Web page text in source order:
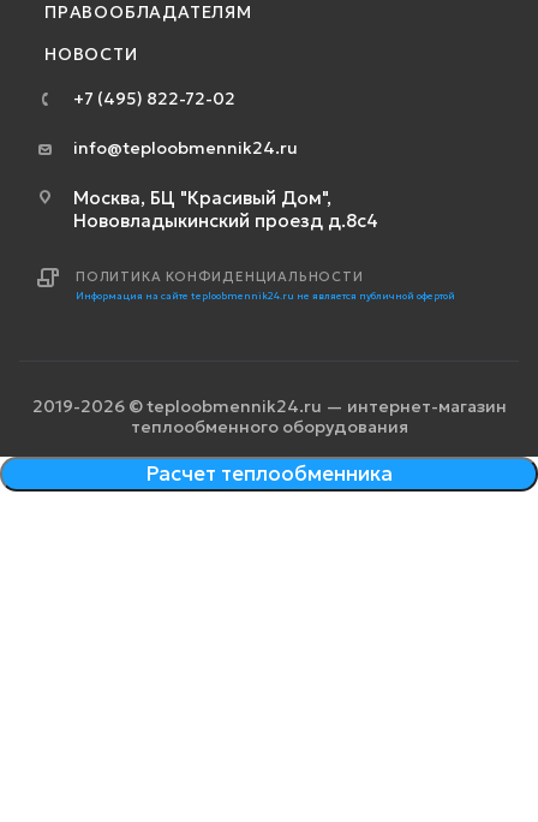
ПРАВООБЛАДАТЕЛЯМ
НОВОСТИ
+7 (495) 822-72-02
info@teploobmennik24.ru
Москва, БЦ "Красивый Дом",
Нововладыкинский проезд д.8с4
ПОЛИТИКА КОНФИДЕНЦИАЛЬНОСТИ
Информация на сайте teploobmennik24.ru не является публичной офертой
2019-2026 © teploobmennik24.ru — интернет-магазин
теплообменного оборудования
Расчет теплообменника